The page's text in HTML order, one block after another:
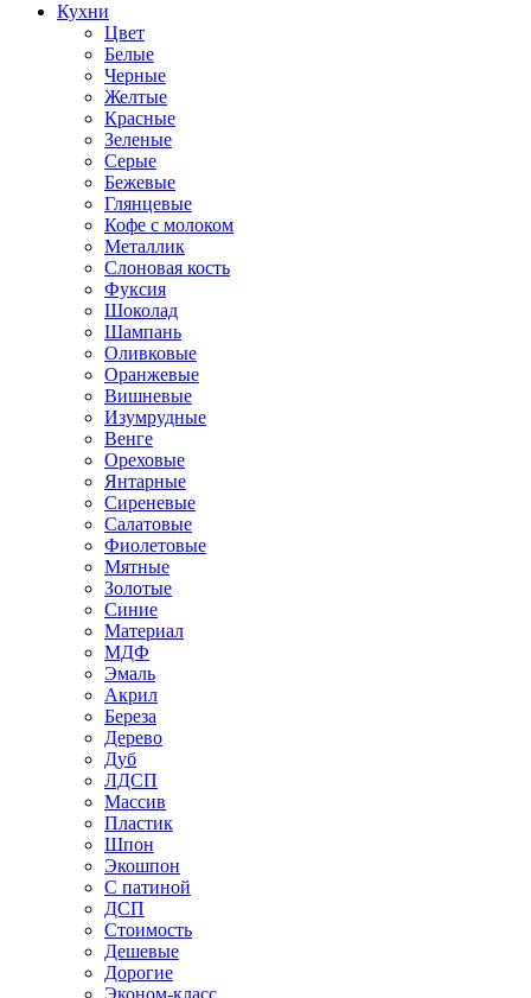
Кухни
Цвет
Белые
Черные
Желтые
Красные
Зеленые
Серые
Бежевые
Глянцевые
Кофе с молоком
Металлик
Слоновая кость
Фуксия
Шоколад
Шампань
Оливковые
Оранжевые
Вишневые
Изумрудные
Венге
Ореховые
Янтарные
Сиреневые
Салатовые
Фиолетовые
Мятные
Золотые
Синие
Материал
МДФ
Эмаль
Акрил
Береза
Дерево
Дуб
ЛДСП
Массив
Пластик
Шпон
Экошпон
С патиной
ДСП
Стоимость
Дешевые
Дорогие
Эконом-класс